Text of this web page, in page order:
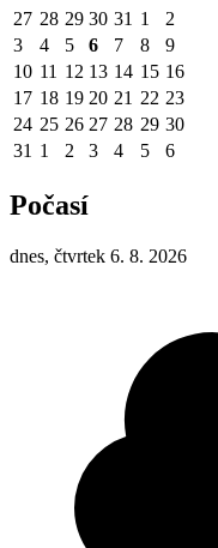
27 28 29 30 31 1
2
3
4 5 6 7 8
9
10 11 12 13 14 15 16
17 18 19 20 21 22 23
24 25 26 27 28 29 30
31 1 2 3 4 5 6
Počasí
dnes, čtvrtek 6. 8. 2026